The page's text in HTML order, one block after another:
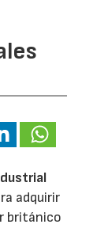
adquirir
británico